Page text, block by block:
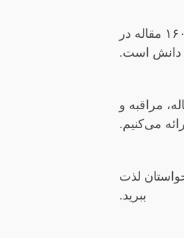
مطالعه بودیسم با ارائه بیش از ۱۶۰۰۰ مقاله در
مراقبه و
می‌کنیم.
لذت
ببرید.